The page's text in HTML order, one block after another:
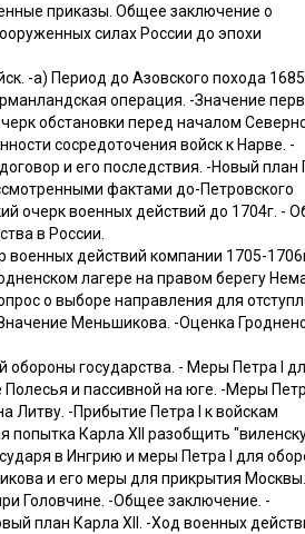
приказы. Общее заключение о
силах России до эпохи
-а) Период до Азовского похода
операция. -Значение
обстановки перед началом
сосредоточения войск к Нарве. -
и его последствия. -Новый план
фактами до-Петровского
очерк военных действий до 1704г. -
в России.
военных действий компании 1705-
лагере на правом берегу
о выборе направления для
Меньшикова. -Оценка
обороны государства. - Меры Петра I
и пассивной на юге. -Меры
Литву. -Прибытие Петра I к войскам
попытка Карла XII разобщить
в Ингрию и меры Петра I для
и его меры для прикрытия Москвы.
Головчине. -Общее заключение. -
план Карла XII. -Ход военных